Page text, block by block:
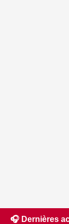
🎧 Dernières
l'Aude